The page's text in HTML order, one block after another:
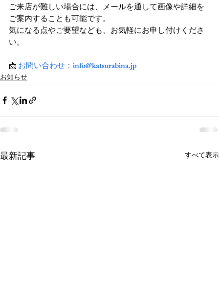
ご来店が難しい場合には、メールを通して画像や詳細を
ご案内することも可能です。
気になる点やご要望なども、お気軽にお申し付けくださ
い。
📩 お問い合わせ： info@katsurabina.jp
お知らせ
最新記事 すべて表示